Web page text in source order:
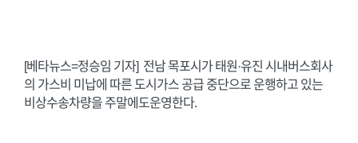
[베타뉴스=정승임 기자] 전남 목포시가 태원·유진 시내버스회사
의 가스비 미납에 따른 도시가스 공급 중단으로 운행하고 있는
비상수송차량을 주말에도운영한다.